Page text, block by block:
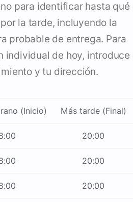
para identificar hasta qué
la tarde, incluyendo la
probable de entrega. Para
individual de hoy, introduce
y tu dirección.
(Inicio) Más tarde (Final)
20:00
20:00
20:00